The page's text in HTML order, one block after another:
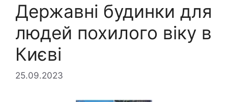
Державні будинки для
людей похилого віку в
Києві
25.09.2023